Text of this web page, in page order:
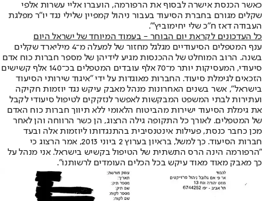
כאשר הכנסת אישרה לבסוף את הרפורמה, הועברו אליי עשרות אלפי
שקלים מגורם בחברת הסיעוד בעבור ניהול קמפיין שלילי נגד יו"ר מפלגת
העבודה דאז ח"כ שלי יחימוביץ'".
כל העדכונים לקראת יום הבוחר - בעמוד המיוחד של ישראל היום
ענף המטפלים הסיעודיים מגלגל מחזור של למעלה מ־4 מיליארד שקלים
בשנה. הרוב המוחלט של ההכנסות מגיע לידיהן של מספר חברות כוח אדם
סיעודי, המעסיקות יותר מ־70 אלף עובדים המטפלים בכ־140 אלף קשישים
הזכאים לגימלת סיעוד. החברות מאוגדות על ידי "איגוד שירותי הסיעוד
בישראל", אשר בשנים האחרונות מנהל מאבק עיקש נגד יוזמות חקיקה
ועתירות לבתי המשפט המבקשות לאפשר לנזקקים לטיפול סיעודי לקבל
את גימלת הסיעוד ישירות מהביטוח הלאומי ללא תיווך חברות כוח האדם
של המטפלים. לאורך כל התקופה גילה הרצוג, הן כשר הרווחה והן לאחר
מכן כחבר כנסת, פעילות אינטנסיבית בהתנגדותו ליוזמות אלה ובעד
חברות הסיעוד. כך למשל, בראיון בערוץ 2 ביוני 2013, אמר הרצוג כי
"הרפורמה הינה הרס התשתית של הטיפול בקשיש בישראל. אני מנהל על
כך מאבק מאוד מאוד עיקש בכל הכלים העומדים לרשותנו".